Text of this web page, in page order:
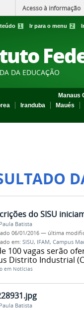
Acesso à informação
1 Ir para o menu 2
DA EDUCAÇÃO
Manaus
Iranduba Maués
do SISU
Batista
06/01/2016 — última
em: SISU, IFAM, Campus
100 vagas serão
Distrito Industrial
em Notícias
Batista